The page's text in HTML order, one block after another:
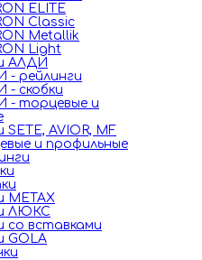
ELITE
Classic
Metallik
Light
АЛДИ
- рейлинги
- скобки
- торцевые и
SETE, AVIOR, MF
и профильные
METAX
ЛЮКС
со вставками
GOLA